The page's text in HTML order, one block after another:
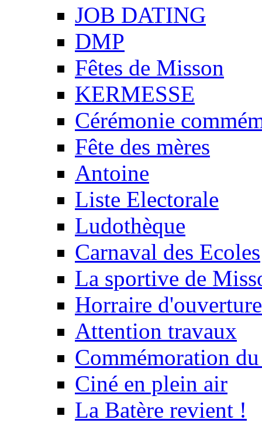
JOB DATING
DMP
Fêtes de Misson
KERMESSE
Cérémonie
Fête des mères
Antoine
Liste Electorale
Ludothèque
Carnaval des Ecoles
La sportive de
Horraire
Attention travaux
Commémoration
Ciné en plein air
La Batère revient !